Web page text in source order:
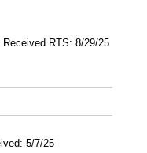
RTS: 8/29/25
5/7/25